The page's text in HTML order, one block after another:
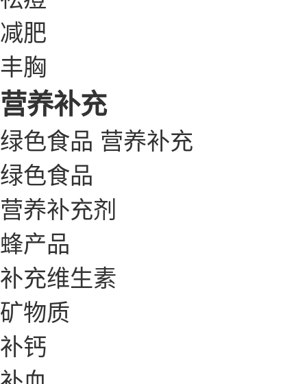
减肥
丰胸
营养补充
绿色食品 营养补充
绿色食品
营养补充剂
蜂产品
补充维生素
矿物质
补钙